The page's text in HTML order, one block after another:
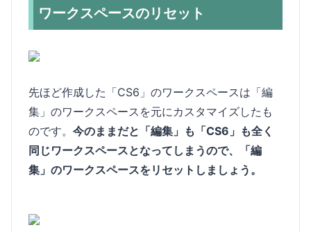
ワークスペースのリセット
先ほど作成した「CS6」のワークスペースは「編
集」のワークスペースを元にカスタマイズしたも
のです。 今のままだと「編集」も「CS6」も全く
同じワークスペースとなってしまうので、「編
集」のワークスペースをリセットしましょう。